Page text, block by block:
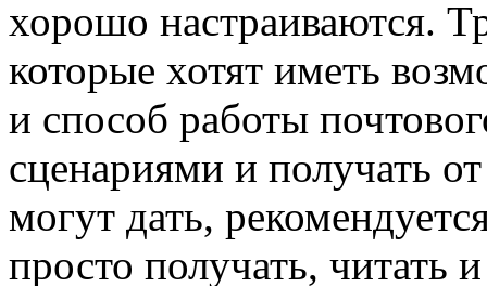
хорошо настраиваются.
которые хотят иметь
и способ работы
сценариями и получать
могут дать,
просто получать, читать